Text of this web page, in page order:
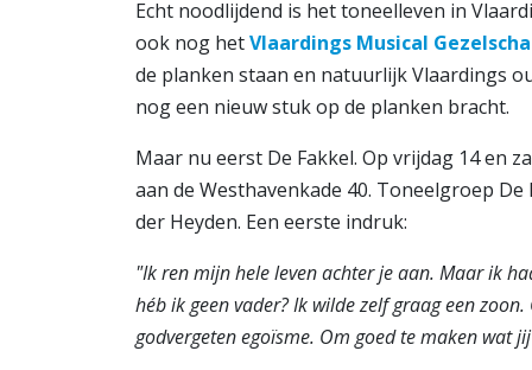
Echt noodlijdend is het toneelleven in
ook nog hetVlaardings Musical
de planken staan en natuurlijk Vlaardings
nog een nieuw stuk op de planken bracht.
Maar nu eerst De Fakkel. Op vrijdag 14 en
aan de Westhavenkade 40. Toneelgroep
der Heyden. Een eerste indruk:
"Ik ren mijn hele leven achter je aan. Maar ik
héb ik geen vader? Ik wilde zelf graag een
godvergeten egoïsme. Om goed te maken wat